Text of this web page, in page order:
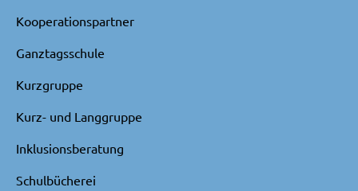
Kooperationspartner
Ganztagsschule
Kurzgruppe
Kurz- und Langgruppe
Inklusionsberatung
Schulbücherei